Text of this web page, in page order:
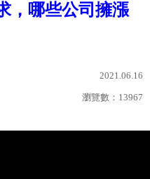
，哪些公司擁漲
2021.06.16
瀏覽數： 13967